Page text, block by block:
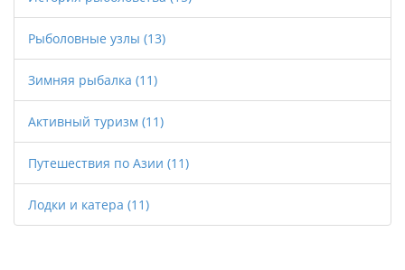
Рыболовные узлы (13)
Зимняя рыбалка (11)
Активный туризм (11)
Путешествия по Азии (11)
Лодки и катера (11)